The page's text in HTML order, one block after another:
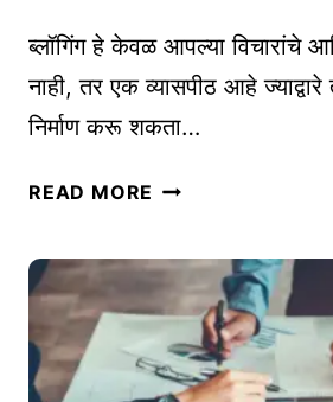
N
-
E
A
D
)
ग
दे
ती
न
ओ
ळ
|
B
ब्लॉगिंग हे केवळ आपल्या विचारांचे
नाही, तर एक व्यासपीठ आहे ज्याद्वारे
निर्माण करू शकता…
READ MORE क
त
ब्लॉ
ग